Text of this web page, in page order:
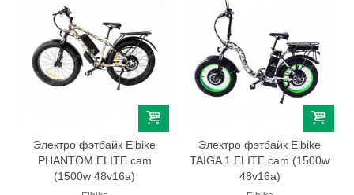
Электро фэтбайк Elbike
PHANTOM ELITE cam
(1500w 48v16a)
Электро фэтбайк Elbike
TAIGA 1 ELITE cam (1500w
48v16a)